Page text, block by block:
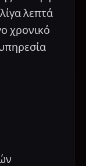
λεπτά
χρονικό